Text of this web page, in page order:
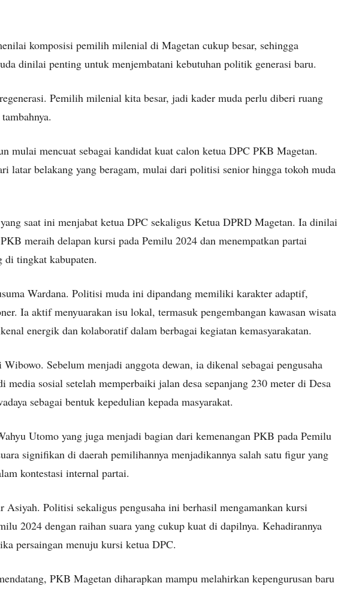
komposisi pemilih milenial di Magetan cukup besar, sehingga
dinilai penting untuk menjembatani kebutuhan politik generasi baru.
Pemilih milenial kita besar, jadi kader muda perlu diberi ruang
mulai mencuat sebagai kandidat kuat calon ketua DPC PKB Magetan.
latar belakang yang beragam, mulai dari politisi senior hingga tokoh muda
saat ini menjabat ketua DPC sekaligus Ketua DPRD Magetan. Ia dinilai
meraih delapan kursi pada Pemilu 2024 dan menempatkan partai
di tingkat kabupaten.
Wardana. Politisi muda ini dipandang memiliki karakter adaptif,
Ia aktif menyuarakan isu lokal, termasuk pengembangan kawasan wisata
energik dan kolaboratif dalam berbagai kegiatan kemasyarakatan.
Sebelum menjadi anggota dewan, ia dikenal sebagai pengusaha
media sosial setelah memperbaiki jalan desa sepanjang 230 meter di Desa
sebagai bentuk kepedulian kepada masyarakat.
Utomo yang juga menjadi bagian dari kemenangan PKB pada Pemilu
signifikan di daerah pemilihannya menjadikannya salah satu figur yang
kontestasi internal partai.
Politisi sekaligus pengusaha ini berhasil mengamankan kursi
2024 dengan raihan suara yang cukup kuat di dapilnya. Kehadirannya
persaingan menuju kursi ketua DPC.
PKB Magetan diharapkan mampu melahirkan kepengurusan baru